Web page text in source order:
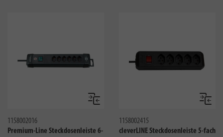
Vergleichen
1158002016
Premium-Line Steckdosenleiste 6-
1158002415
cleverLINE Steckdosenleiste 5-fach